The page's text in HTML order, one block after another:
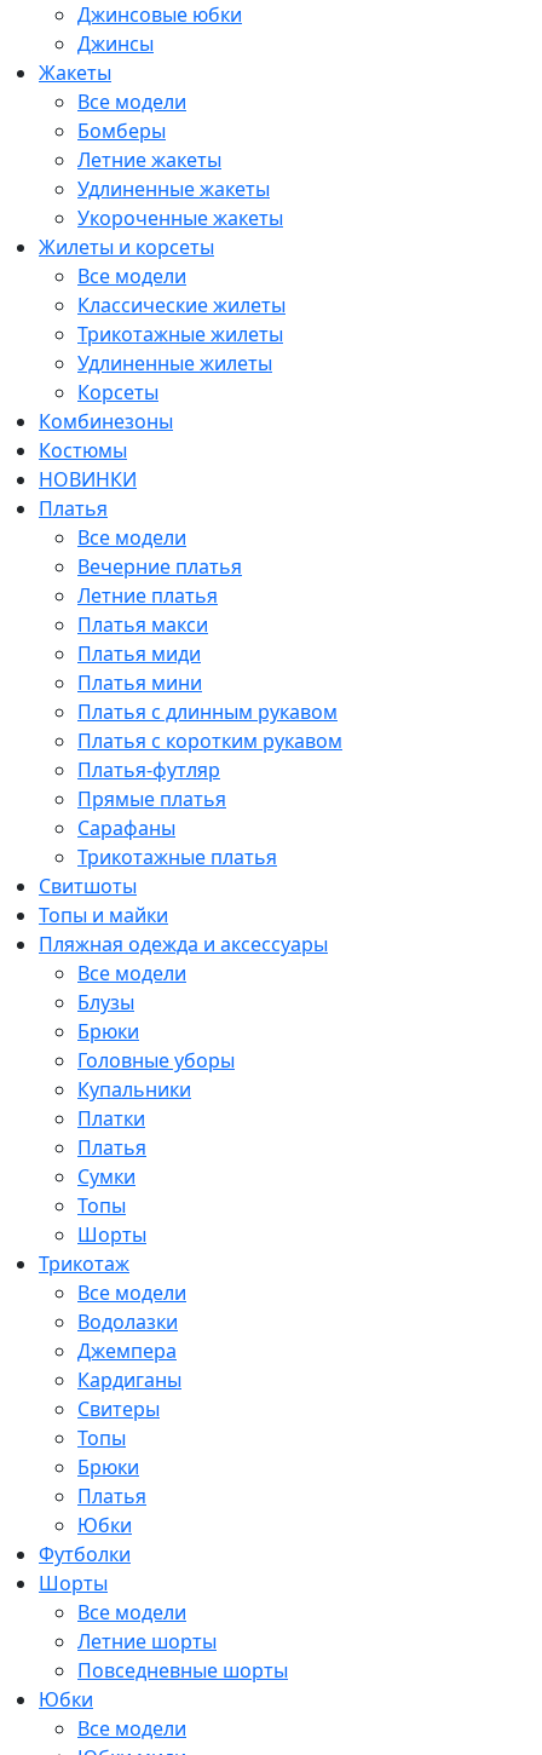
Джинсовые юбки
Джинсы
Жакеты
Все модели
Бомберы
Летние жакеты
Удлиненные жакеты
Укороченные жакеты
Жилеты и корсеты
Все модели
Классические жилеты
Трикотажные жилеты
Удлиненные жилеты
Корсеты
Комбинезоны
Костюмы
НОВИНКИ
Платья
Все модели
Вечерние платья
Летние платья
Платья макси
Платья миди
Платья мини
Платья с длинным рукавом
Платья с коротким рукавом
Платья-футляр
Прямые платья
Сарафаны
Трикотажные платья
Свитшоты
Топы и майки
Пляжная одежда и аксессуары
Все модели
Блузы
Брюки
Головные уборы
Купальники
Платки
Платья
Сумки
Топы
Шорты
Трикотаж
Все модели
Водолазки
Джемпера
Кардиганы
Свитеры
Топы
Брюки
Платья
Юбки
Футболки
Шорты
Все модели
Летние шорты
Повседневные шорты
Юбки
Все модели